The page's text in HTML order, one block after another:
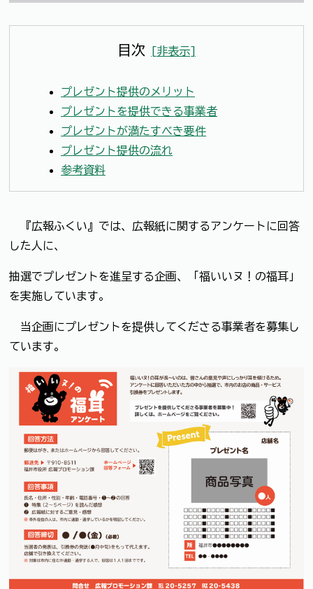
目次 [非表示]
プレゼント提供のメリット
プレゼントを提供できる事業者
プレゼントが満たすべき要件
プレゼント提供の流れ
参考資料
『広報ふくい』では、広報紙に関するアンケートに回答
した人に、
抽選でプレゼントを進呈する企画、「福いいヌ！の福耳」
を実施しています。
当企画にプレゼントを提供してくださる事業者を募集し
ています。